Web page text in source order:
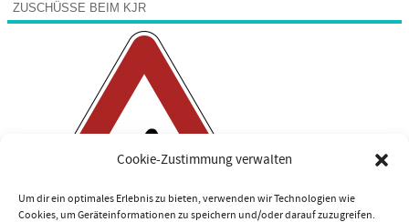
Cookie-Zustimmung verwalten
Um dir ein optimales Erlebnis zu bieten, verwenden wir Technologien wie
Cookies, um Geräteinformationen zu speichern und/oder darauf zuzugreifen.
ZUSCHÜSSE BEIM KJR